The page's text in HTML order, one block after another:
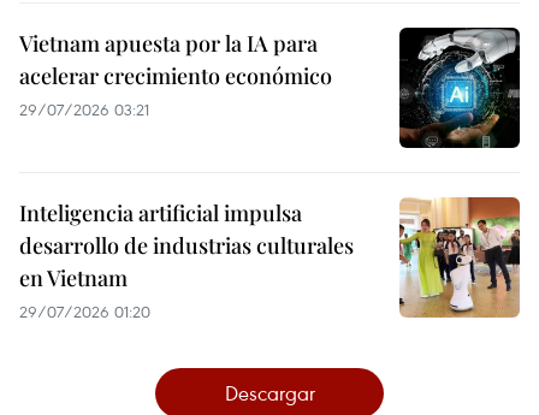
Vietnam apuesta por la IA para
acelerar crecimiento económico
29/07/2026 03:21
Inteligencia artificial impulsa
desarrollo de industrias culturales
en Vietnam
29/07/2026 01:20
Descargar